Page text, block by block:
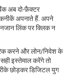
अब दो‑फ़ैक्टर
अपनाते हैं. अपने
लिंक पर क्लिक न
करने और लोन/निवेश के
इस्तेमाल करेंगे तो
छोड़कर डिजिटल युग